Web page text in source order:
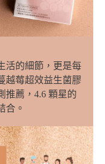
活的細節，更是每
越莓超效益生菌膠
推薦，4.6 顆星的
合。